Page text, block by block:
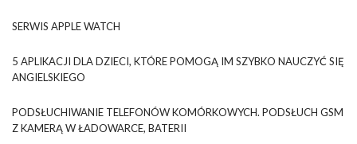
SERWIS APPLE WATCH
5 APLIKACJI DLA DZIECI, KTÓRE POMOGĄ IM SZYBKO NAUCZYĆ SIĘ
ANGIELSKIEGO
PODSŁUCHIWANIE TELEFONÓW KOMÓRKOWYCH. PODSŁUCH GSM
Z KAMERĄ W ŁADOWARCE, BATERII